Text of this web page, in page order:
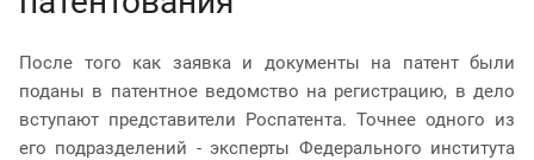
После того как заявка и документы на патент были
поданы в патентное ведомство на регистрацию, в дело
вступают представители Роспатента. Точнее одного из
его подразделений - эксперты Федерального института